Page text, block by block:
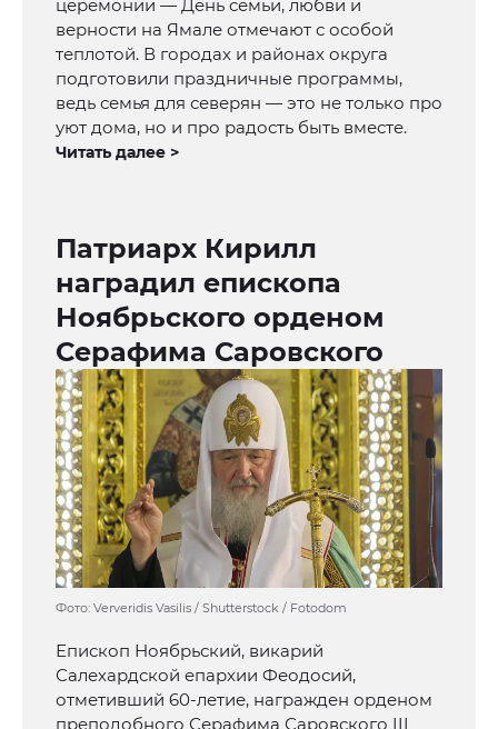
церемонии — День семьи, любви и
верности на Ямале отмечают с особой
теплотой. В городах и районах округа
подготовили праздничные программы,
ведь семья для северян — это не только про
уют дома, но и про радость быть вместе.
Читать далее >
Патриарх Кирилл
наградил епископа
Ноябрьского орденом
Серафима Саровского
Фото: Ververidis Vasilis / Shutterstock / Fotodom
Епископ Ноябрьский, викарий
Салехардской епархии Феодосий,
отметивший 60-летие, награжден орденом
преподобного Серафима Саровского III